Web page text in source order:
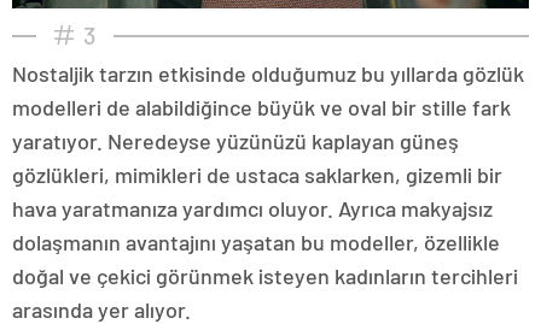
3
Nostaljik tarzın etkisinde olduğumuz bu yıllarda gözlük
modelleri de alabildiğince büyük ve oval bir stille fark
yaratıyor. Neredeyse yüzünüzü kaplayan güneş
gözlükleri, mimikleri de ustaca saklarken, gizemli bir
hava yaratmanıza yardımcı oluyor. Ayrıca makyajsız
dolaşmanın avantajını yaşatan bu modeller, özellikle
doğal ve çekici görünmek isteyen kadınların tercihleri
arasında yer alıyor.